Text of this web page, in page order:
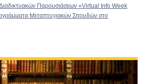
Παρουσιάσεων «Virtual Info Week
Μεταπτυχιακών Σπουδών στο